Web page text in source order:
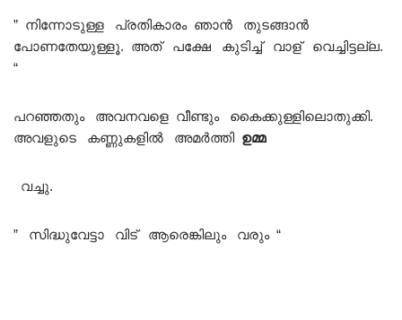
” നിന്നോടുള്ള പ്രതികാരം ഞാൻ തുടങ്ങാൻ
പോണതേയുള്ളൂ. അത് പക്ഷേ കുടിച്ച് വാള് വെച്ചിട്ടല്ല.
“
പറഞ്ഞതും അവനവളെ വീണ്ടും കൈക്കുള്ളിലൊതുക്കി.
അവളുടെ കണ്ണുകളിൽ അമർത്തി ഉമ്മ
വച്ചു.
” സിദ്ധുവേട്ടാ വിട് ആരെങ്കിലും വരും “